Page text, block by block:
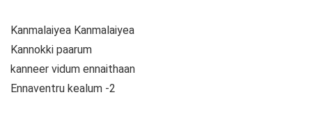
Kanmalaiyea Kanmalaiyea
Kannokki paarum
kanneer vidum ennaithaan
Ennaventru kealum -2